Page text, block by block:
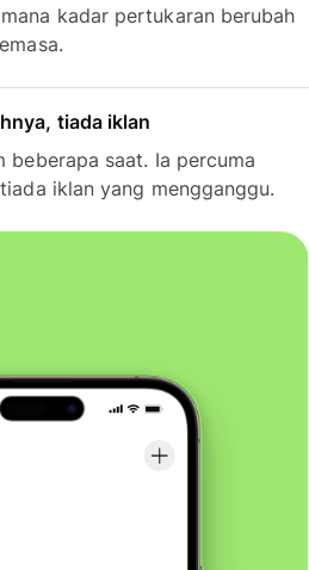
kadar pertukaran berubah
tiada iklan
beberapa saat. Ia percuma
iklan yang mengganggu.